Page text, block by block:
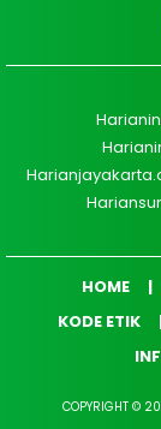
HOME
KODE ETIK
COPYRIGHT ©